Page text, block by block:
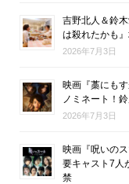
吉野北人＆鈴
は殺れたかも
2026年7月3日
映画『藁にも
ノミネート！
2026年7月3日
映画『呪いの
要キャスト7人
禁